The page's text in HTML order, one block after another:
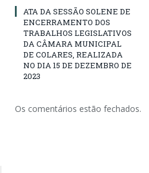
ATA DA SESSÃO SOLENE DE
ENCERRAMENTO DOS
TRABALHOS LEGISLATIVOS
DA CÂMARA MUNICIPAL
DE COLARES, REALIZADA
NO DIA 15 DE DEZEMBRO DE
2023
Os comentários estão fechados.